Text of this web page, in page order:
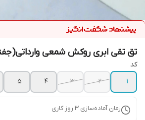
تق تقی ابری روکش شمعی
کد
1
2
3
4
5
زمان آماده‌سازی 3 روز کاری